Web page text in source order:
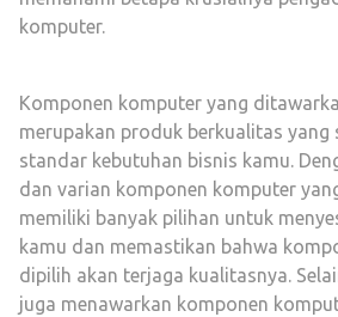
komputer.
Komponen komputer yang
merupakan produk berkualitas yang
standar kebutuhan bisnis kamu.
dan varian komponen komputer
memiliki banyak pilihan untuk
kamu dan memastikan bahwa
dipilih akan terjaga kualitasnya.
juga menawarkan komponen